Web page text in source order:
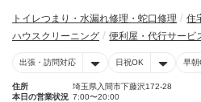
トイレつまり・水漏れ修理・蛇口修理
住
ハウスクリーニング
便利屋・代行サービ
出張・訪問対応 日祝OK 早朝
住所
埼玉県入間市下藤沢172-28
本日の営業状況 7:00〜20:00